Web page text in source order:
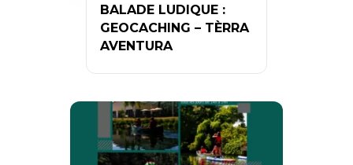
BALADE LUDIQUE :
GEOCACHING – TÈRRA
AVENTURA